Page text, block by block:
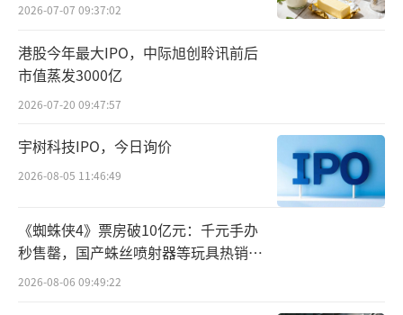
作为科技赛道中增速最快的细分领域之
一，如果把2025年看作人形机器人的量产元
2026-07-07 09:37:02
港股今年最大IPO，中际旭创聆讯前后
市值蒸发3000亿
2026-07-20 09:47:57
宇树科技IPO，今日询价
2026-08-05 11:46:49
《蜘蛛侠4》票房破10亿元：千元手办
秒售罄，国产蛛丝喷射器等玩具热销海
外
2026-08-06 09:49:22